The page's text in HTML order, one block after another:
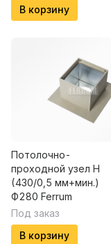
В корзину
Потолочно-
проходной узел Н
(430/0,5 мм+мин.)
Ф280 Ferrum
Под заказ
В корзину